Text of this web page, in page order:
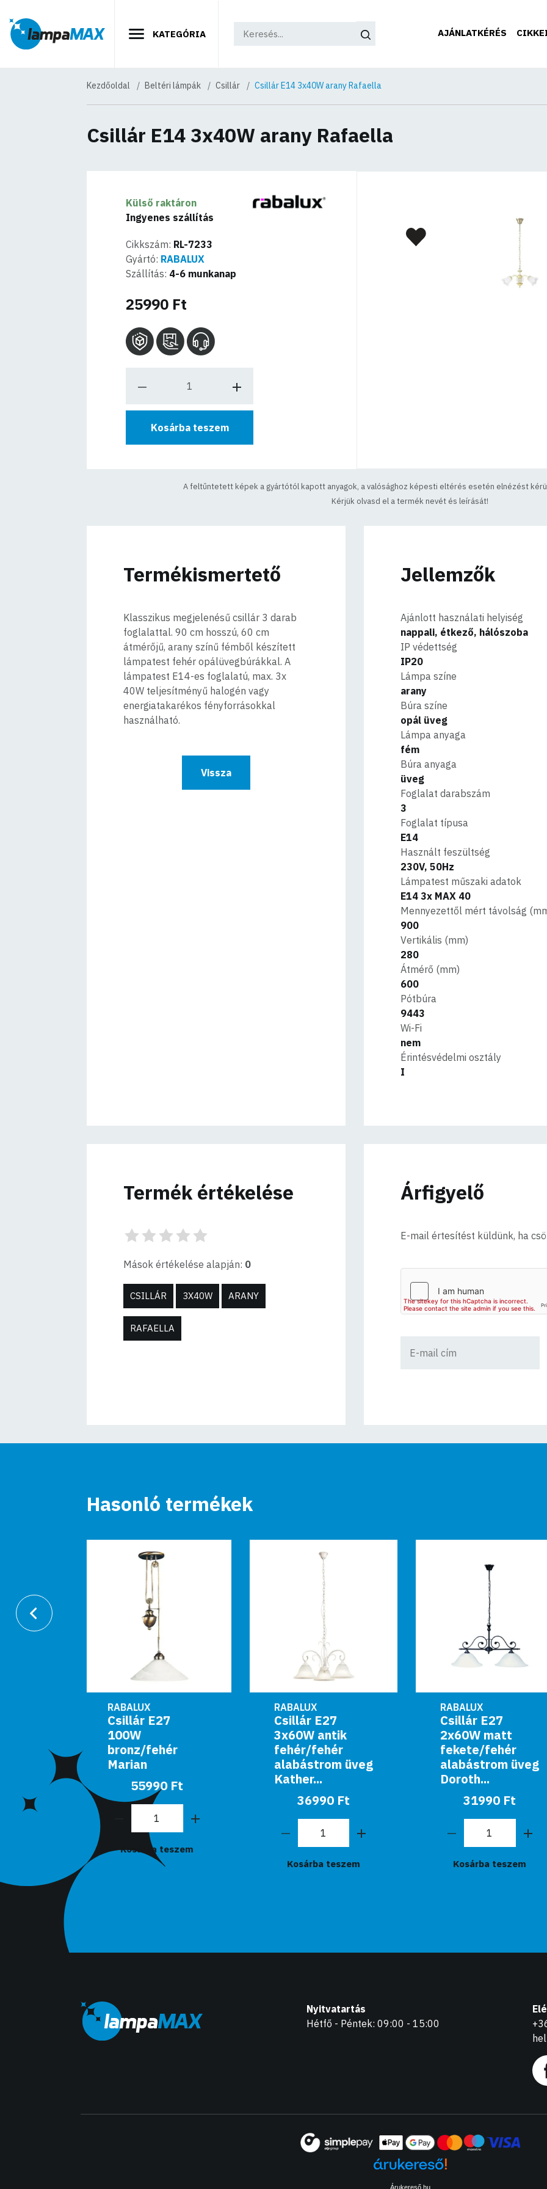
KATEGÓRIA AJÁNLATKÉRÉS
Kezdőoldal Beltéri lámpák Csillár Csillár E14 3x40W arany Rafaella
Csillár E14 3x40W arany Rafaella
Külső raktáron
Ingyenes szállítás
Cikkszám: RL-7233
Gyártó: RABALUX
Szállítás: 4-6 munkanap
25990 Ft
Kosárba teszem
A feltűntetett képek a gyártótól kapott anyagok, a valósághoz képesti eltérés esetén elnézést
Kérjük olvasd el a termék nevét és leírását!
Termékismertető
Klasszikus megjelenésű csillár 3 darab
foglalattal. 90 cm hosszú, 60 cm
átmérőjű, arany színű fémből készített
lámpatest fehér opálüvegbúrákkal. A
lámpatest E14-es foglalatú, max. 3x
40W teljesítményű halogén vagy
energiatakarékos fényforrásokkal
használható.
Vissza
Jellemzők
Ajánlott használati helyiség
nappali, étkező, hálószoba
IP védettség
IP20
Lámpa színe
arany
Búra színe
opál üveg
Lámpa anyaga
fém
Búra anyaga
üveg
Foglalat darabszám
3
Foglalat típusa
E14
Használt feszültség
230V, 50Hz
Lámpatest műszaki adatok
E14 3x MAX 40
Mennyezettől mért távolság
900
Vertikális (mm)
280
Átmérő (mm)
600
Pótbúra
9443
Wi-Fi
nem
Érintésvédelmi osztály
I
Termék értékelése
Mások értékelése alapján: 0
CSILLÁR 3X40W ARANY
RAFAELLA
Árfigyelő
E-mail értesítést küldünk, ha
Hasonló termékek
RABALUX
Csillár E27
3x60W antik
fehér/fehér
alabástrom üveg
Kather...
36990 Ft
Kosárba teszem
RABALUX
Csillár E27
2x60W matt
fekete/fehér
alabástrom üveg
Doroth...
31990 Ft
Kosárba teszem
RABALUX
Csillár E27 60W
bronz/fehér
Aurelia
28990 Ft
Kosárba teszem
Nyitvatartás
Hétfő - Péntek: 09:00 - 15:00
Árukereső.hu